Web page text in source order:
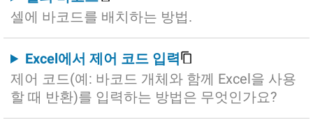
셀에 바코드를 배치하는 방법.
Excel에서 제어 코드 입력
제어 코드(예: 바코드 개체와 함께 Excel을 사용
할 때 반환)를 입력하는 방법은 무엇인가요?